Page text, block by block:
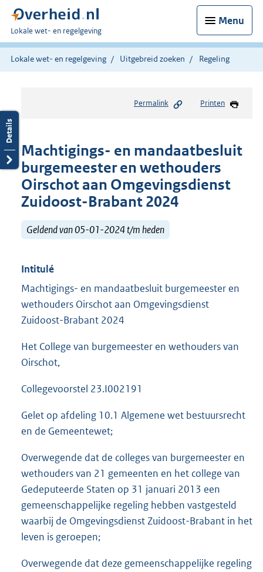
Menu
U
bent
hier:
Lokale wet- en regelgeving
Lokale wet- en regelgeving Uitgebreid zoeken Regeling
Permalink Printen
Machtigings- en mandaatbesluit
burgemeester en wethouders
Oirschot aan Omgevingsdienst
Zuidoost-Brabant 2024
Geldend van 05-01-2024 t/m heden
Intitulé
Machtigings- en mandaatbesluit burgemeester en
wethouders Oirschot aan Omgevingsdienst
Zuidoost-Brabant 2024
Het College van burgemeester en wethouders van
Oirschot,
Collegevoorstel 23.I002191
Gelet op afdeling 10.1 Algemene wet bestuursrecht
en de Gemeentewet;
Overwegende dat de colleges van burgemeester en
wethouders van 21 gemeenten en het college van
Gedeputeerde Staten op 31 januari 2013 een
gemeenschappelijke regeling hebben vastgesteld
waarbij de Omgevingsdienst Zuidoost-Brabant in het
leven is geroepen;
Overwegende dat deze gemeenschappelijke regeling